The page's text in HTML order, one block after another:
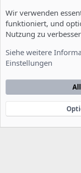
Startseite
e
Community platform by
xenDach©2010-2014
Wir verwenden
funktioniert, und
Nutzung zu
Siehe weitere
Einstellungen